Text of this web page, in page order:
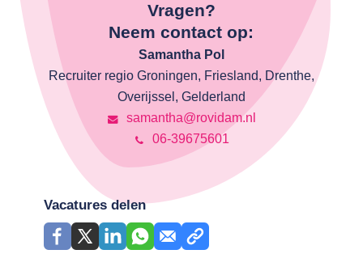
Vragen?
Neem contact op:
Samantha Pol
Recruiter regio Groningen, Friesland, Drenthe,
Overijssel, Gelderland
samantha@rovidam.nl
06-39675601
Vacatures delen